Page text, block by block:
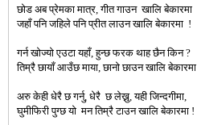
छोड अब प्रेमका मात्र, गीत गाउन खालि बेकारमा
जहाँ पनि जहिले पनि प्रीत लाउनखालि बेकारमा !
गर्न खोज्यो एउटा यहाँ, हुन्छ फरक थाह छैन किन?
तिम्रै छायाँ आउँछ माया, छानो छाउनखालिबेकारमा
अरु केही धेरै छ गर्नु, धेरै छ लेख्नु, यही जिन्दगीमा,
घुमीफिरी पुग्छ यो मन तिम्रै टाउनखालिबेकारमा !